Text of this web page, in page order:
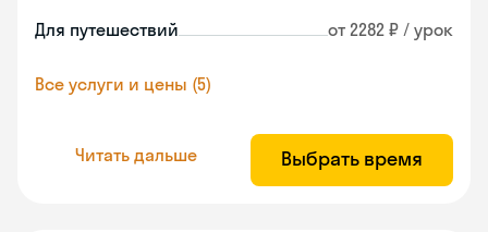
Для путешествий от 2282 ₽ / урок
Все услуги и цены (5)
Читать дальше Выбрать время